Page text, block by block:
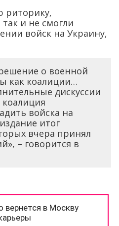
риторику,
и не смогли
войск на Украину,
о военной
как коалиции…
дискуссии
войска на
итог
вчера принял
– говорится в